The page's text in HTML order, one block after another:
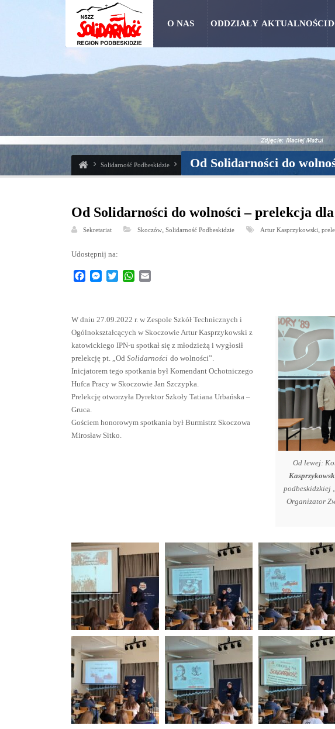
O NAS ODDZIAŁY AKTUALNOŚCI
Solidarność Podbeskidzie Od Solidarności do
Od Solidarności do wolności – prelekcja dla
Sekretariat Skoczów, Solidarność Podbeskidzie Artur Kasprzykowski,
Udostępnij na:
FacebookMessenger
TwitterWhatsApp
Od lewej:
podbeskidzkiej
Organizator
W dniu 27.09.2022 r. w Zespole Szkół Technicznych i
Ogólnokształcących w Skoczowie Artur Kasprzykowski z
katowickiego IPN-u spotkał się z młodzieżą i wygłosił
prelekcję pt. „Od Solidarności do wolności”.
Inicjatorem tego spotkania był Komendant Ochotniczego
Hufca Pracy w Skoczowie Jan Szczypka.
Prelekcję otworzyła Dyrektor Szkoły Tatiana Urbańska –
Gruca.
Gościem honorowym spotkania był Burmistrz Skoczowa
Mirosław Sitko.